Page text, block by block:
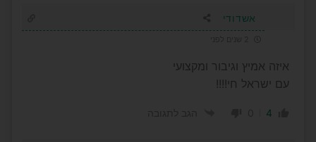
אשדודי
איזה אמיץ וגיבור ומקצועי
עם ישראל חי!!!!
4